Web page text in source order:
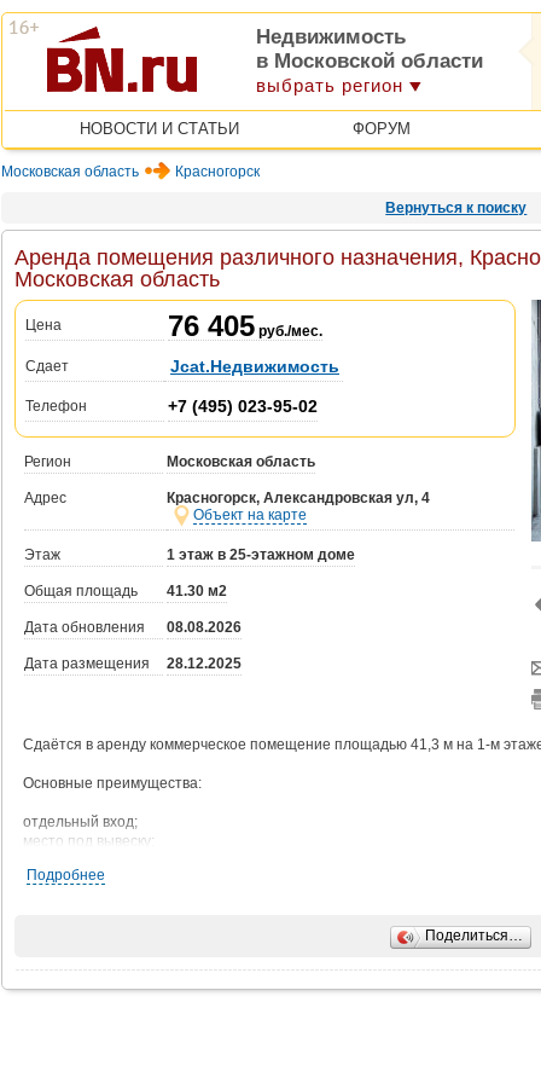
Недвижимость
в Московской области
выбрать регион
НОВОСТИ И СТАТЬИ ФОРУМ
Московская область Красногорск
Вернуться к поиску
Аренда помещения различного назначения,
Московская область
Цена 76 405 руб./мес.
Сдает Jcat.Недвижимость
Телефон +7 (495) 023-95-02
Регион Московская область
Адрес
Красногорск, Александровская ул, 4
Объект на карте
Этаж 1 этаж в 25-этажном доме
Общая площадь 41.30 м2
Дата обновления 08.08.2026
Дата размещения 28.12.2025
Сдаётся в аренду коммерческое помещение площадью 41,3 м на 1-м
Основные преимущества:
отдельный вход;
место под вывеску;
круглосуточный доступ;
развитый район с насыщенной инфраструктурой и активным
Технические характеристики: наличие всех необходимых коммуникаций:
Подробнее
Поделиться…